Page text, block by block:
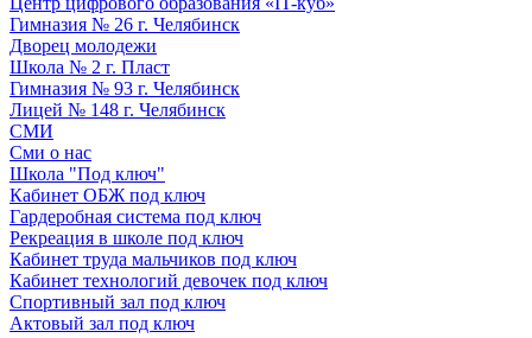
Гимназия № 26 г. Челябинск
Дворец молодежи
Школа № 2 г. Пласт
Гимназия № 93 г. Челябинск
Лицей № 148 г. Челябинск
СМИ
Сми о нас
Школа "Под ключ"
Кабинет ОБЖ под ключ
Гардеробная система под ключ
Рекреация в школе под ключ
Кабинет труда мальчиков под ключ
Кабинет технологий девочек под ключ
Спортивный зал под ключ
Актовый зал под ключ